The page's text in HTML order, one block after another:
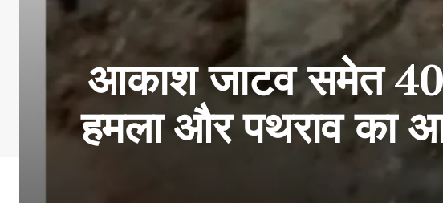
आकाश जाटव समेत
हमला और पथराव का